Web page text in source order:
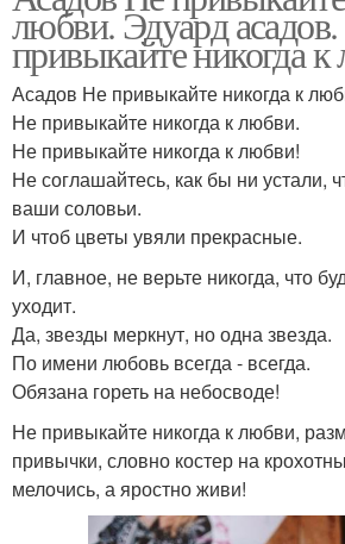
любви. Эдуард
привыкайте никогда
Асадов Не привыкайте никогда к
Не привыкайте никогда к любви.
Не привыкайте никогда к любви!
Не соглашайтесь, как бы ни устали,
ваши соловьи.
И чтоб цветы увяли прекрасные.
И, главное, не верьте никогда, что
уходит.
Да, звезды меркнут, но одна звезда.
По имени любовь всегда - всегда.
Обязана гореть на небосводе!
Не привыкайте никогда к любви,
привычки, словно костер на
мелочись, а яростно живи!